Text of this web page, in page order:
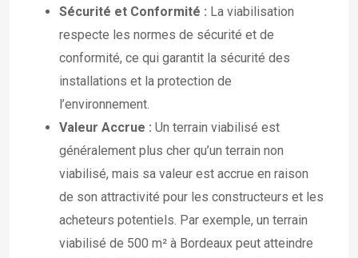
Sécurité et Conformité : La viabilisation
respecte les normes de sécurité et de
conformité, ce qui garantit la sécurité des
installations et la protection de
l’environnement.
Valeur Accrue : Un terrain viabilisé est
généralement plus cher qu’un terrain non
viabilisé, mais sa valeur est accrue en raison
de son attractivité pour les constructeurs et les
acheteurs potentiels. Par exemple, un terrain
viabilisé de 500 m² à Bordeaux peut atteindre